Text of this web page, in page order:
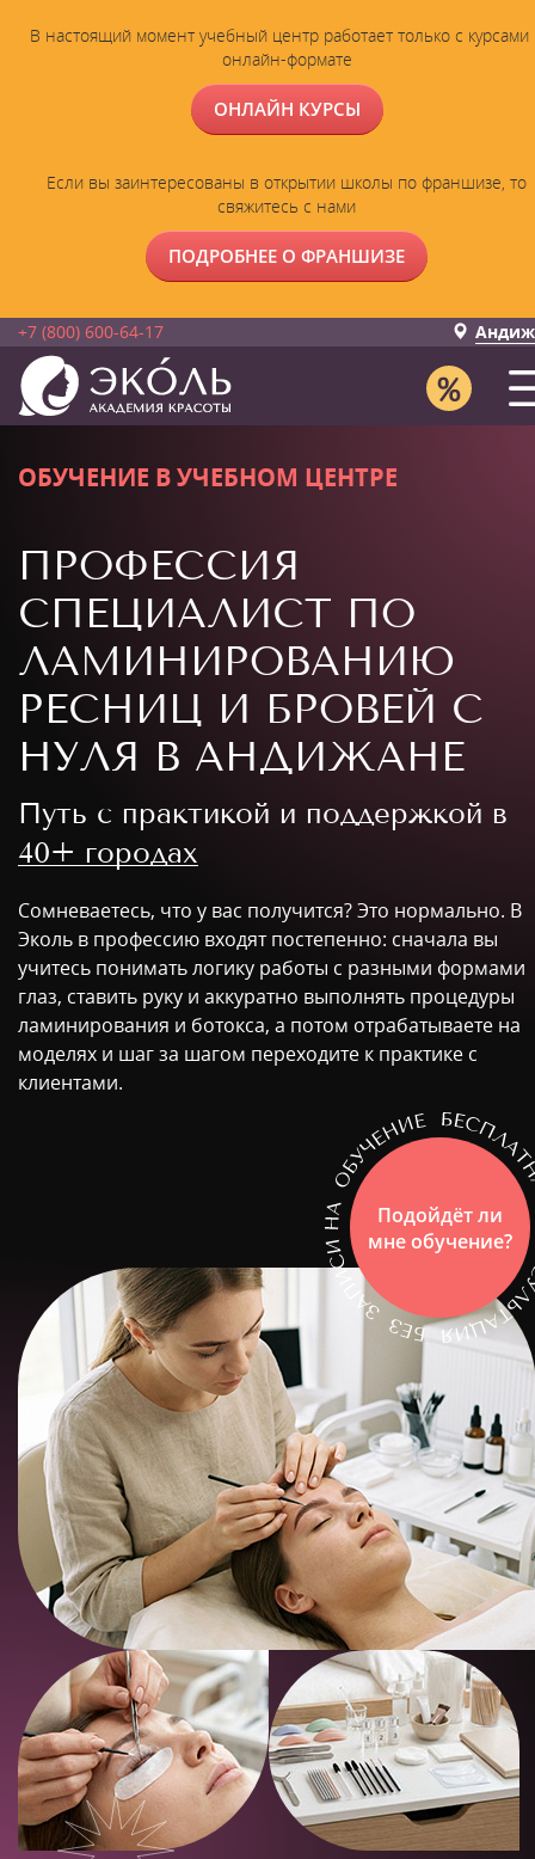
В настоящий момент учебный центр работает только с курсами
онлайн-формате
ОНЛАЙН КУРСЫ
Если вы заинтересованы в открытии школы по франшизе, то
свяжитесь с нами
ПОДРОБНЕЕ О ФРАНШИЗЕ
+7 (800) 600-64-17
ОБУЧЕНИЕ В УЧЕБНОМ ЦЕНТРЕ
ПРОФЕССИЯ
СПЕЦИАЛИСТ ПО
ЛАМИНИРОВАНИЮ
РЕСНИЦ И БРОВЕЙ С
НУЛЯ В АНДИЖАНЕ
Путь с практикой и поддержкой в
40+ городах
Сомневаетесь, что у вас получится? Это нормально. В
Эколь в профессию входят постепенно: сначала вы
учитесь понимать логику работы с разными формами
глаз, ставить руку и аккуратно выполнять процедуры
ламинирования и ботокса, а потом отрабатываете на
моделях и шаг за шагом переходите к практике с
клиентами.
Подойдёт ли
мне обучение?